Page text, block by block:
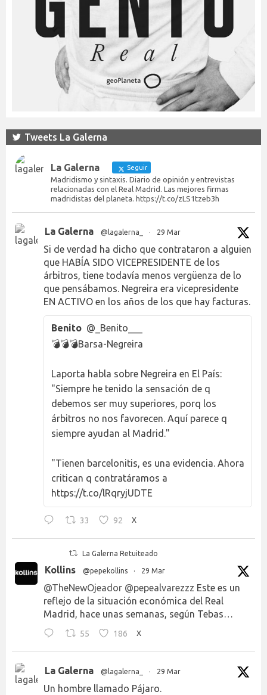
Tweets La Galerna
La Galerna Seguir
Madridismo y sintaxis. Diario de opinión y entrevistas
relacionadas con el Real Madrid. Las mejores firmas
madridistas del planeta. https://t.co/zLS1tzeb3h
La Galerna @lagalerna_ · 29 Mar
Si de verdad ha dicho que contrataron a alguien
que HABÍA SIDO VICEPRESIDENTE de los
árbitros, tiene todavía menos vergüenza de lo
que pensábamos. Negreira era vicepresidente
EN ACTIVO en los años de los que hay facturas.
Benito @_Benito___
💣💣💣Barsa-Negreira
Laporta habla sobre Negreira en El País:
"Siempre he tenido la sensación de q
debemos ser muy superiores, porq los
árbitros no nos favorecen. Aquí parece q
siempre ayudan al Madrid."
"Tienen barcelonitis, es una evidencia. Ahora
critican q contratáramos a
https://t.co/lRqryjUDTE
33 92 X
La Galerna Retuiteado
Kollins @pepekollins · 29 Mar
@TheNewOjeador @pepealvarezzz Este es un
reflejo de la situación económica del Real
Madrid, hace unas semanas, según Tebas…
55 186 X
La Galerna @lagalerna_ · 29 Mar
Un hombre llamado Pájaro.